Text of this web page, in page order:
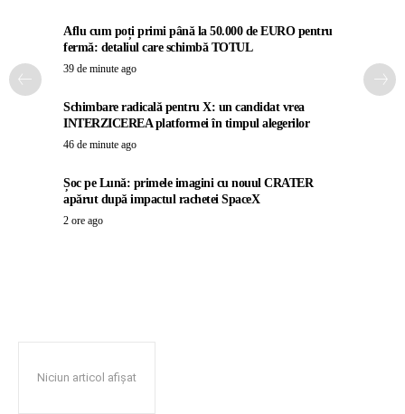
Aflu cum poți primi până la 50.000 de EURO pentru
fermă: detaliul care schimbă TOTUL
39 de minute ago
Schimbare radicală pentru X: un candidat vrea
INTERZICEREA platformei în timpul alegerilor
46 de minute ago
Șoc pe Lună: primele imagini cu nouul CRATER
apărut după impactul rachetei SpaceX
2 ore ago
Niciun articol afișat